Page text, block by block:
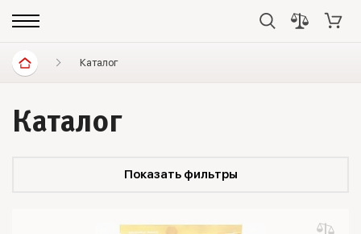
Каталог
Каталог
Показать фильтры